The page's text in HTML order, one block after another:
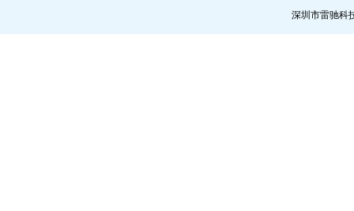
深圳市雷驰科